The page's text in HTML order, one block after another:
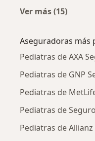
Ver más (15)
Aseguradoras más
Pediatras de AXA
Pediatras de GNP
Pediatras de
Pediatras de
Pediatras de